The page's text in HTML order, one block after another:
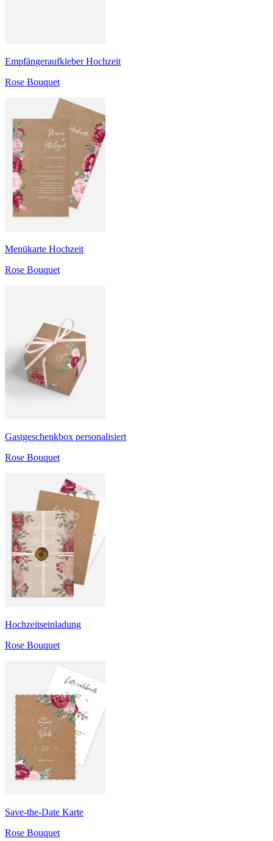
Empfängeraufkleber Hochzeit
Rose Bouquet
Menükarte Hochzeit
Rose Bouquet
Gastgeschenkbox personalisiert
Rose Bouquet
Hochzeitseinladung
Rose Bouquet
Save-the-Date Karte
Rose Bouquet